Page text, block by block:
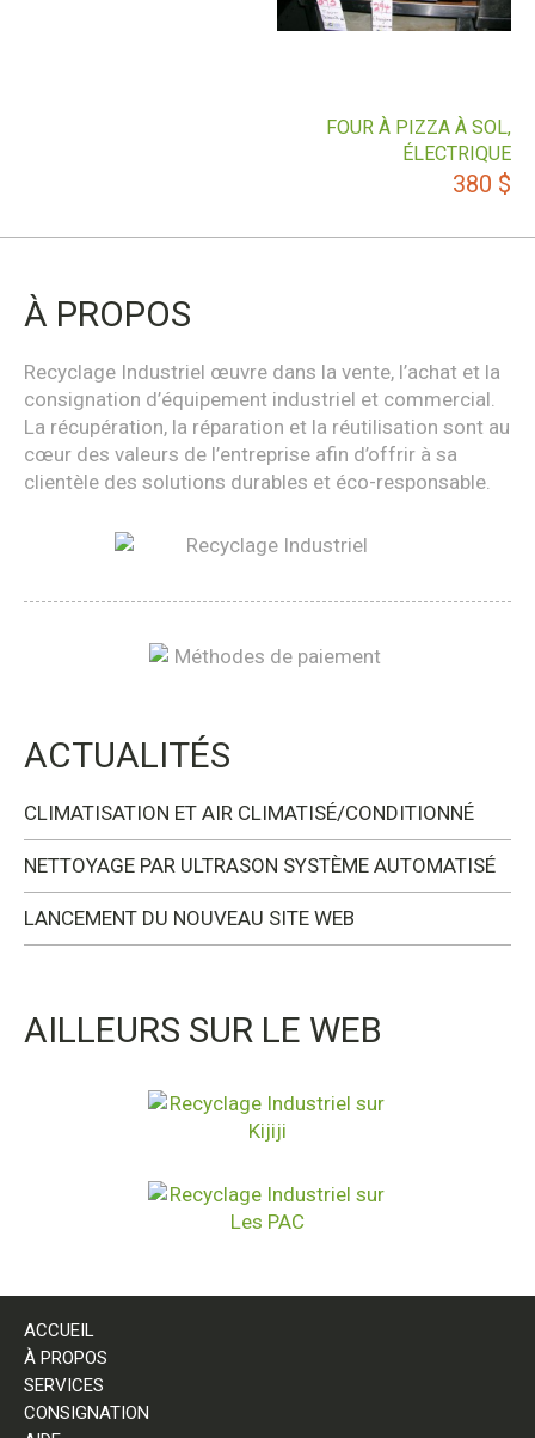
FOUR À PIZZA À SOL,
ÉLECTRIQUE
380 $
À PROPOS
Recyclage Industriel œuvre dans la vente, l’achat et la
consignation d’équipement industriel et commercial.
La récupération, la réparation et la réutilisation sont au
cœur des valeurs de l’entreprise afin d’offrir à sa
clientèle des solutions durables et éco-responsable.
ACTUALITÉS
CLIMATISATION ET AIR CLIMATISÉ/CONDITIONNÉ
NETTOYAGE PAR ULTRASON SYSTÈME AUTOMATISÉ
LANCEMENT DU NOUVEAU SITE WEB
AILLEURS SUR LE WEB
ACCUEIL
À PROPOS
SERVICES
CONSIGNATION